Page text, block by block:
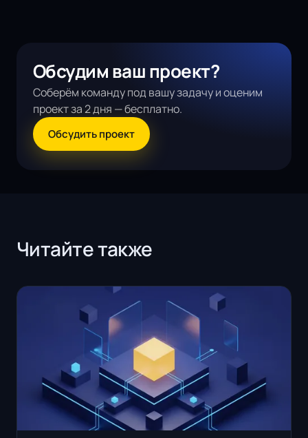
Обсудим ваш проект?
Соберём команду под вашу задачу и оценим
проект за 2 дня — бесплатно.
Обсудить проект
Читайте также